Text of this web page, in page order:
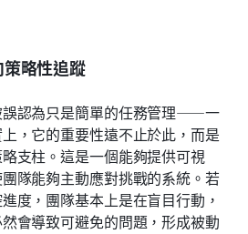
略性追蹤
誤認為只是簡單的任務管理——一
，它的重要性遠不止於此，而是
支柱。這是一個能夠提供可視
隊能夠主動應對挑戰的系統。若
度，團隊基本上是在盲目行動，
會導致可避免的問題，形成被動